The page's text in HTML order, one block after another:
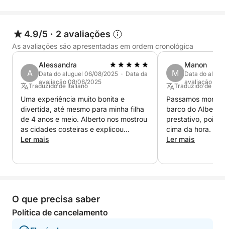
Durante o passeio, você terá bastante água para se
refrescar e um aparelho de som para acompanhar
sua viagem com sua música favorita, criando a
atmosfera perfeita. Uma experiência completa, ideal
para quem busca relaxamento, beleza, história e um
gostinho das maravilhas mais icônicas do Lago de
Garda.
4.9/5 · 2 avaliações
As avaliações são apresentadas em ordem cronológica
A
Alessandra
Data do aluguel 06/08/2025 · Data da
avaliação 08/08/2025
Traduzido de Italiano
Uma experiência muito bonita e
divertida, até mesmo para minha filha
de 4 anos e meio. Alberto nos mostrou
as cidades costeiras e explicou
algumas curiosidades locais.
Ler mais
M
Manon
Data do
avaliação
Traduzido de
Passamos
barco do
prestativo, pois
cima da hora.
Ler mais
O que precisa saber
Política de cancelamento